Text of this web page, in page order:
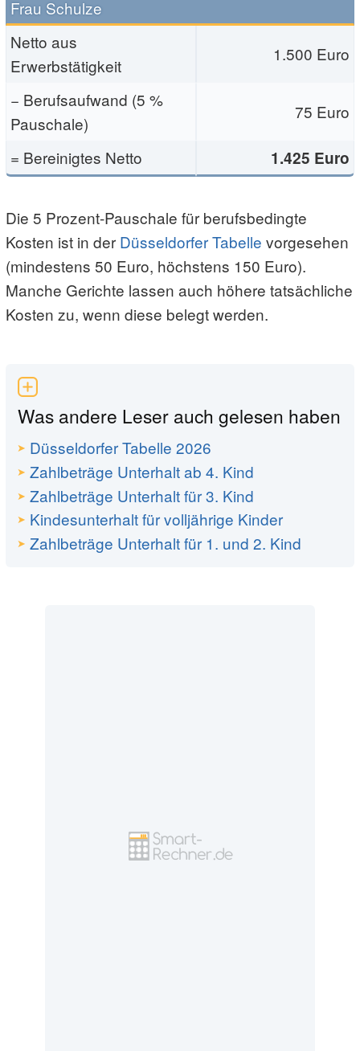
Frau Schulze
Netto aus
Erwerbstätigkeit
1.500 Euro
− Berufsaufwand (5 %
Pauschale)
75 Euro
= Bereinigtes Netto 1.425 Euro
Die 5 Prozent-Pauschale für berufsbedingte
Kosten ist in der Düsseldorfer Tabelle vorgesehen
(mindestens 50 Euro, höchstens 150 Euro).
Manche Gerichte lassen auch höhere tatsächliche
Kosten zu, wenn diese belegt werden.
Was andere Leser auch gelesen haben
Düsseldorfer Tabelle 2026
Zahlbeträge Unterhalt ab 4. Kind
Zahlbeträge Unterhalt für 3. Kind
Kindesunterhalt für volljährige Kinder
Zahlbeträge Unterhalt für 1. und 2. Kind